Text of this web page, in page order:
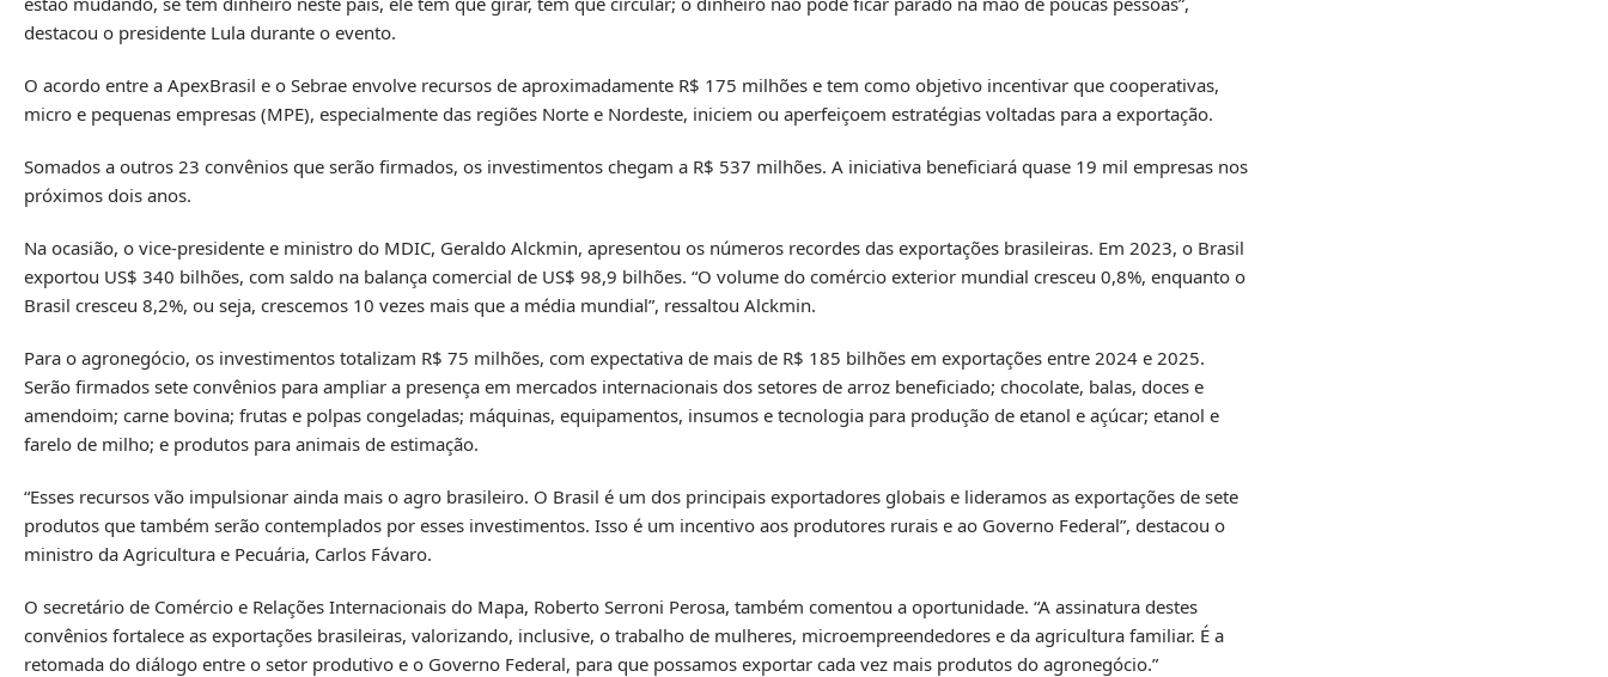
destacou o presidente Lula durante o evento.
O acordo entre a ApexBrasil e o Sebrae envolve recursos de aproximadamente R$ 175 milhões e tem como objetivo incentivar que cooperativas,
micro e pequenas empresas (MPE), especialmente das regiões Norte e Nordeste, iniciem ou aperfeiçoem estratégias voltadas para a exportação.
Somados a outros 23 convênios que serão firmados, os investimentos chegam a R$ 537 milhões. A iniciativa beneficiará quase 19 mil empresas nos
próximos dois anos.
Na ocasião, o vice-presidente e ministro do MDIC, Geraldo Alckmin, apresentou os números recordes das exportações brasileiras. Em 2023, o Brasil
exportou US$ 340 bilhões, com saldo na balança comercial de US$ 98,9 bilhões. “O volume do comércio exterior mundial cresceu 0,8%, enquanto o
Brasil cresceu 8,2%, ou seja, crescemos 10 vezes mais que a média mundial”, ressaltou Alckmin.
Para o agronegócio, os investimentos totalizam R$ 75 milhões, com expectativa de mais de R$ 185 bilhões em exportações entre 2024 e 2025.
Serão firmados sete convênios para ampliar a presença em mercados internacionais dos setores de arroz beneficiado; chocolate, balas, doces e
amendoim; carne bovina; frutas e polpas congeladas; máquinas, equipamentos, insumos e tecnologia para produção de etanol e açúcar; etanol e
farelo de milho; e produtos para animais de estimação.
“Esses recursos vão impulsionar ainda mais o agro brasileiro. O Brasil é um dos principais exportadores globais e lideramos as exportações de sete
produtos que também serão contemplados por esses investimentos. Isso é um incentivo aos produtores rurais e ao Governo Federal”, destacou o
ministro da Agricultura e Pecuária, Carlos Fávaro.
O secretário de Comércio e Relações Internacionais do Mapa, Roberto Serroni Perosa, também comentou a oportunidade. “A assinatura destes
convênios fortalece as exportações brasileiras, valorizando, inclusive, o trabalho de mulheres, microempreendedores e da agricultura familiar. É a
retomada do diálogo entre o setor produtivo e o Governo Federal, para que possamos exportar cada vez mais produtos do agronegócio.”